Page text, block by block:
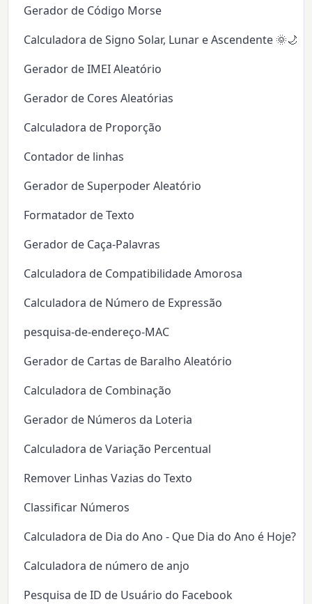
Gerador de Código Morse
Calculadora de Signo Solar, Lunar e Ascendente 🌞🌙✨
Gerador de IMEI Aleatório
Gerador de Cores Aleatórias
Calculadora de Proporção
Contador de linhas
Gerador de Superpoder Aleatório
Formatador de Texto
Gerador de Caça-Palavras
Calculadora de Compatibilidade Amorosa
Calculadora de Número de Expressão
pesquisa-de-endereço-MAC
Gerador de Cartas de Baralho Aleatório
Calculadora de Combinação
Gerador de Números da Loteria
Calculadora de Variação Percentual
Remover Linhas Vazias do Texto
Classificar Números
Calculadora de Dia do Ano - Que Dia do Ano é Hoje?
Calculadora de número de anjo
Pesquisa de ID de Usuário do Facebook